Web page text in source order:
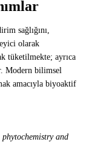
sağlığını,
olarak
tüketilmekte; ayrıca
Modern bilimsel
amacıyla biyoaktif
and